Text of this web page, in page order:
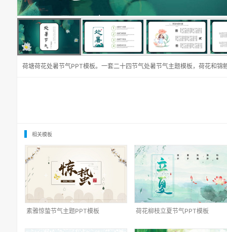
荷塘荷花处暑节气PPT模板。一套二十四节气处暑节气主题模板，荷花和锦
相关模板
素雅惊蛰节气主题PPT模板 荷花柳枝立夏节气PPT模板